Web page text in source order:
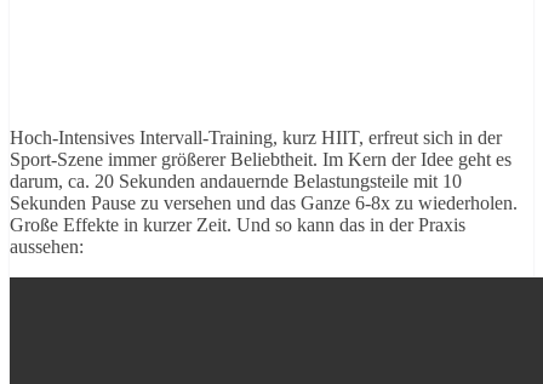
Hoch-Intensives Intervall-Training, kurz HIIT, erfreut sich in der
Sport-Szene immer größerer Beliebtheit. Im Kern der Idee geht es
darum, ca. 20 Sekunden andauernde Belastungsteile mit 10
Sekunden Pause zu versehen und das Ganze 6-8x zu wiederholen.
Große Effekte in kurzer Zeit. Und so kann das in der Praxis
aussehen: